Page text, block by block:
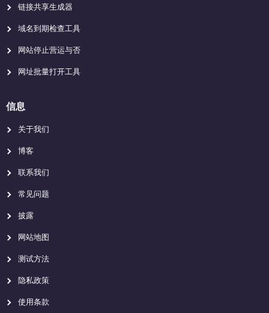
链接共享生成器
域名到期检查工具
网站停止营运与否
网址批量打开工具
信息
关于我们
博客
联系我们
常见问题
披露
网站地图
测试方法
隐私政策
使用条款